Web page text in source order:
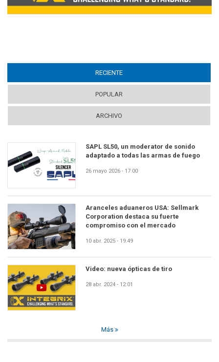
RECIENTE
POPULAR
ARCHIVO
SAPL SL50, un moderator de sonido
adaptado a todas las armas de fuego
26 mayo 2026 - 17:00
Aranceles aduaneros USA: Sellmark
Corporation destaca su fuerte
compromiso con el mercado
10 abr. 2025 - 19:49
Video: nueva ópticas de tiro
28 abr. 2024 - 12:01
Más